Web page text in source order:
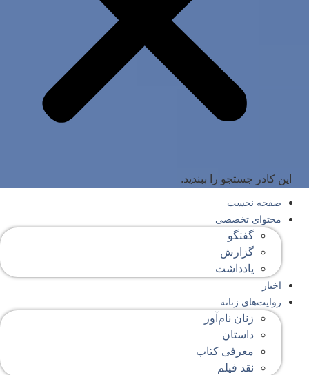
این کادر جستجو را ببندید.
صفحه‌ نخست
محتوای‌ تخصصی
گفتگو
گزارش
یادداشت
اخبار
روایت‌های زنانه
زنان نام‌آور
داستان
معرفی کتاب
نقد فیلم